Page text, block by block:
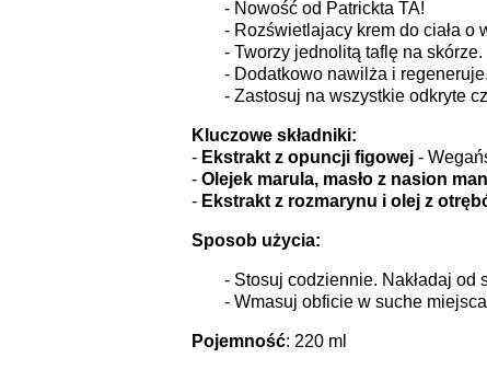
- Nowość od Patrickta TA!
- Rozświetlajacy krem do ciała o
- Tworzy jednolitą taflę na skórze.
- Dodatkowo nawilża i regeneruje.
- Zastosuj na wszystkie odkryte
Kluczowe składniki:
- Ekstrakt z opuncji figowej-
- Olejek marula, masło z nasion
- Ekstrakt z rozmarynu i olej z
Sposob użycia:
- Stosuj codziennie. Nakładaj od
- Wmasuj obficie w suche
Pojemność: 220 ml